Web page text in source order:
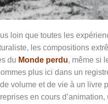
loin que toutes les
les compositions
du Monde perdu, même si
plus ici dans un
volume et de vie à un livre
en cours d’animation,